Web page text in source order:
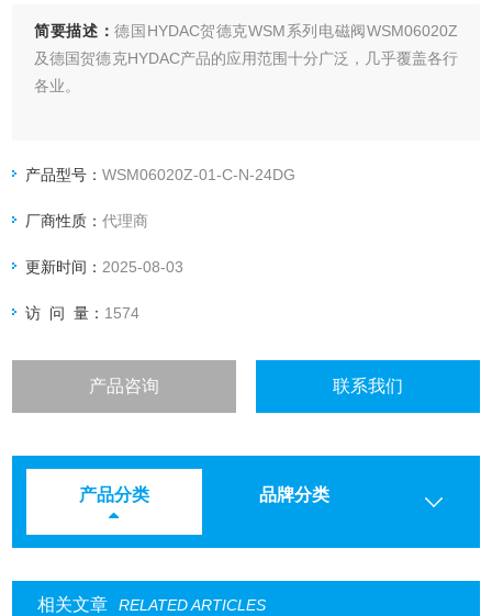
简要描述：德国HYDAC贺德克WSM系列电磁阀WSM06020Z
及德国贺德克HYDAC产品的应用范围十分广泛，几乎覆盖各行
各业。
产品型号：WSM06020Z-01-C-N-24DG
厂商性质：代理商
更新时间： 2025-08-03
访 问 量： 1574
产品咨询 联系我们
产品分类 品牌分类
相关文章 RELATED ARTICLES